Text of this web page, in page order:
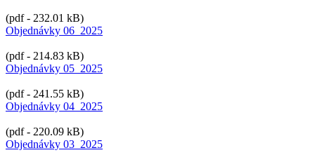
(pdf - 232.01 kB)
Objednávky 06_2025
(pdf - 214.83 kB)
Objednávky 05_2025
(pdf - 241.55 kB)
Objednávky 04_2025
(pdf - 220.09 kB)
Objednávky 03_2025